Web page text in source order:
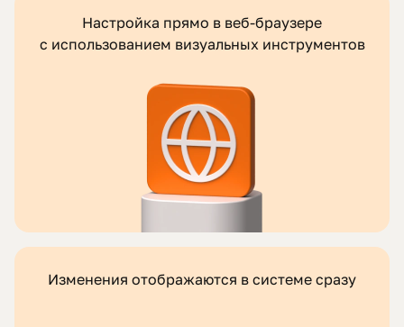
Настройка прямо в веб-браузере
с использованием визуальных инструментов
Изменения отображаются в системе сразу